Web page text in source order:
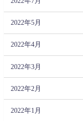
2022年5月
2022年4月
2022年3月
2022年2月
2022年1月